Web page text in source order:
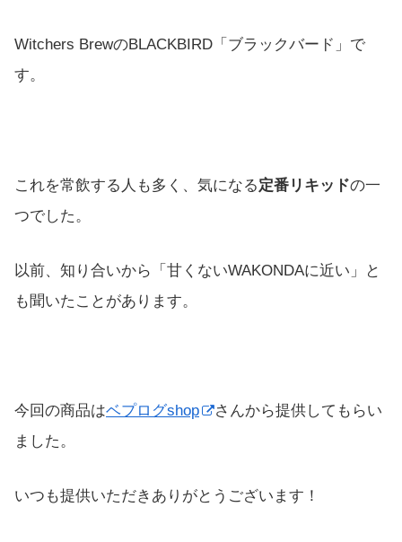
Witchers BrewのBLACKBIRD「ブラックバード」で
す。
これを常飲する人も多く、気になる定番リキッドの一
つでした。
以前、知り合いから「甘くないWAKONDAに近い」と
も聞いたことがあります。
今回の商品はベプログshop
さんから提供してもらい
ました。
いつも提供いただきありがとうございます！